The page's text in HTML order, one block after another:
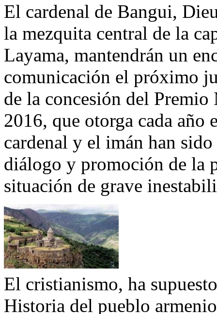
El cardenal de Bangui,
la mezquita central de la
Layama, mantendrán un
comunicación el próximo
de la concesión del
2016, que otorga cada año
cardenal y el imán han
diálogo y promoción de la
situación de grave
El cristianismo, ha
Historia del pueblo